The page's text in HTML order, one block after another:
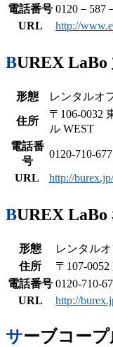
電話番号 0120－587
URL
http://
BUREX
形態 レンタルオ
住所
〒106-0032
ル WEST
電話番
号
0120-710-677
URL
http://burex.jp/
BUREX
形態
レンタル
住所
〒107-
電話番号 0120-710-
URL
http://
サーブコー